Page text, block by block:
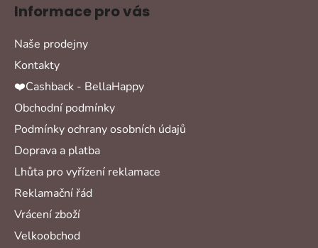
Informace pro vás
Naše prodejny
Kontakty
❤️Cashback - BellaHappy
Obchodní podmínky
Podmínky ochrany osobních údajů
Doprava a platba
Lhůta pro vyřízení reklamace
Reklamační řád
Vrácení zboží
Velkoobchod